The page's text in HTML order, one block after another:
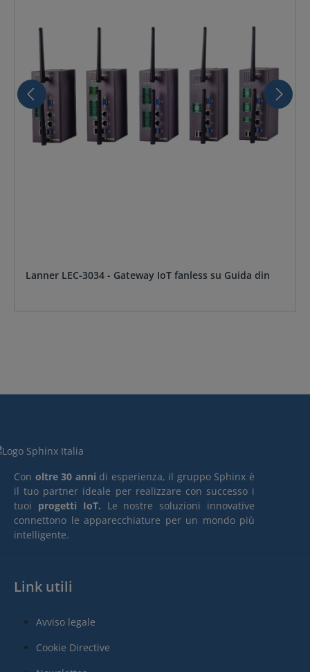
Lanner LEC-3034 - Gateway IoT fanless su Guida din
Con oltre 30 anni di esperienza, il gruppo Sphinx è
il tuo partner ideale per realizzare con successo i
tuoi progetti IoT. Le nostre soluzioni innovative
connettono le apparecchiature per un mondo più
intelligente.
Link utili
Avviso legale
Cookie Directive